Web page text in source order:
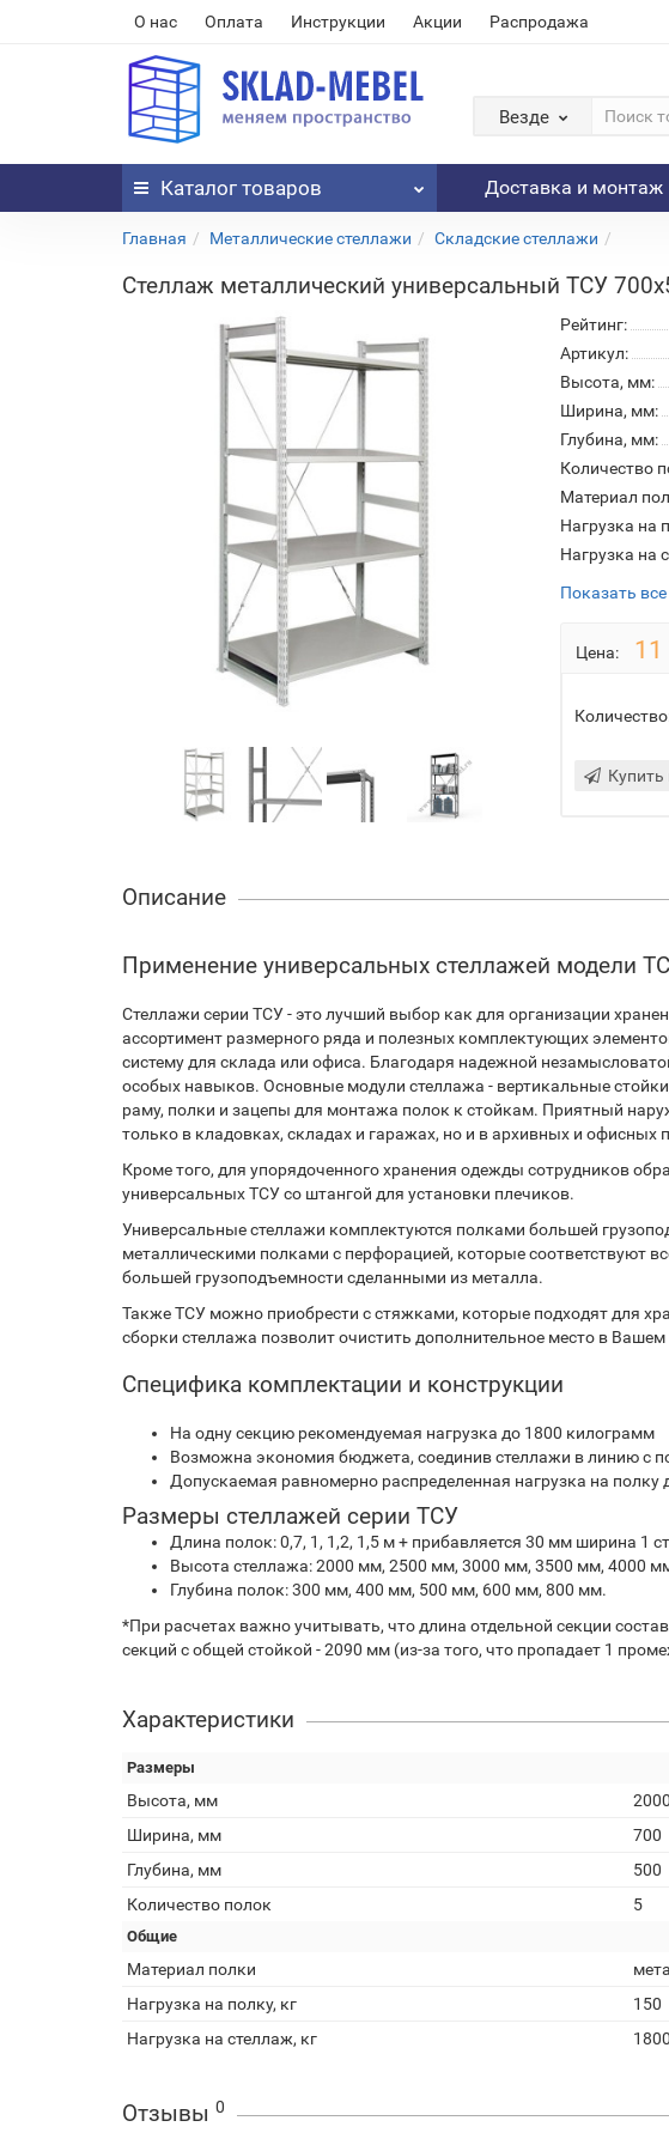
О нас Оплата Инструкции Акции Распродажа
Везде
Каталог товаров Доставка и монтаж
Главная Металлические стеллажи Складские стеллажи
Стеллаж металлический универсальный ТСУ
Рейтинг:
Артикул:
Высота, мм:
Ширина, мм:
Глубина, мм:
Количество
Материал
Нагрузка на
Нагрузка на
Показать
Цена: 11
Купить
Описание
Применение универсальных стеллажей модели
Стеллажи серии ТСУ - это лучший выбор как для организации
ассортимент размерного ряда и полезных комплектующих
систему для склада или офиса. Благодаря надежной
особых навыков. Основные модули стеллажа - вертикальные
раму, полки и зацепы для монтажа полок к стойкам. Приятный
только в кладовках, складах и гаражах, но и в архивных и офисных
Кроме того, для упорядоченного хранения одежды сотрудников
универсальных ТСУ со штангой для установки плечиков.
Универсальные стеллажи комплектуются полками большей
металлическими полками с перфорацией, которые соответствуют
большей грузоподъемности сделанными из металла.
Также ТСУ можно приобрести с стяжками, которые подходят для
сборки стеллажа позволит очистить дополнительное место в
Специфика комплектации и конструкции
На одну секцию рекомендуемая нагрузка до 1800 килограмм
Возможна экономия бюджета, соединив стеллажи в линию с
Допускаемая равномерно распределенная нагрузка на полку
Размеры стеллажей серии ТСУ
Длина полок: 0,7, 1, 1,2, 1,5 м + прибавляется 30 мм ширина 1
Высота стеллажа: 2000 мм, 2500 мм, 3000 мм, 3500 мм, 4000
Глубина полок: 300 мм, 400 мм, 500 мм, 600 мм, 800 мм.
*При расчетах важно учитывать, что длина отдельной секции
секций с общей стойкой - 2090 мм (из-за того, что пропадает 1
Характеристики
Размеры
Высота, мм
2000
Ширина, мм
700
Глубина, мм
500
Количество полок
5
Общие
Материал полки
Нагрузка на полку, кг
150
Нагрузка на стеллаж, кг
1800
Отзывы 0